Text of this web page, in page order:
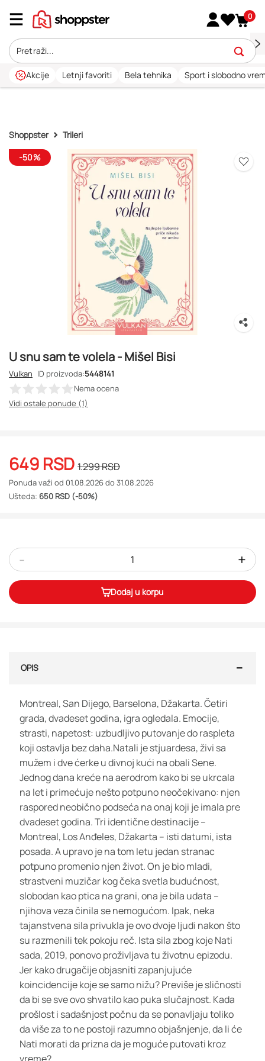
0
Akcije Letnji favoriti Bela tehnika Sport i slobodno
Shoppster
Trileri
-50%
U snu sam te volela - Mišel Bisi
Vulkan ID proizvoda:5448141
Nema ocena
Vidi ostale ponude (1)
649 RSD 1.299RSD
Ponuda važi od 01.08.2026 do 31.08.2026
Ušteda: 650 RSD (-50%)
- +
Dodaj u korpu
OPIS
Montreal, San Dijego, Barselona, Džakarta. Četiri
grada, dvadeset godina, igra ogledala. Emocije,
strasti, napetost: uzbudljivo putovanje do raspleta
koji ostavlja bez daha.Natali je stjuardesa, živi sa
mužem i dve ćerke u divnoj kući na obali Sene.
Jednog dana kreće na aerodrom kako bi se ukrcala
na let i primećuje nešto potpuno neočekivano: njen
raspored neobično podseća na onaj koji je imala pre
dvadeset godina. Tri identične destinacije –
Montreal, Los Anđeles, Džakarta – isti datumi, ista
posada. A upravo je na tom letu jedan stranac
potpuno promenio njen život. On je bio mladi,
strastveni muzičar kog čeka svetla budućnost,
slobodan kao ptica na grani, ona je bila udata –
njihova veza činila se nemogućom. Ipak, neka
tajanstvena sila privukla je ovo dvoje ljudi nakon što
su razmenili tek pokoju reč. Ista sila zbog koje Nati
sada, 2019, ponovo proživljava tu životnu epizodu.
Jer kako drugačije objasniti zapanjujuće
koincidencije koje se samo nižu? Previše je sličnosti
da bi se sve ovo shvatilo kao puka slučajnost. Kada
prošlost i sadašnjost počnu da se ponavljaju toliko
da više za to ne postoji razumno objašnjenje, da li će
Nati morati da prizna da je moguće putovati kroz
vreme?